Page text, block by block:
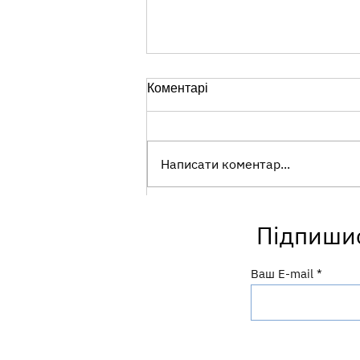
важливий початок грудного
вигодовування
Коментарі
Написати коментар...
Ваш E-mail